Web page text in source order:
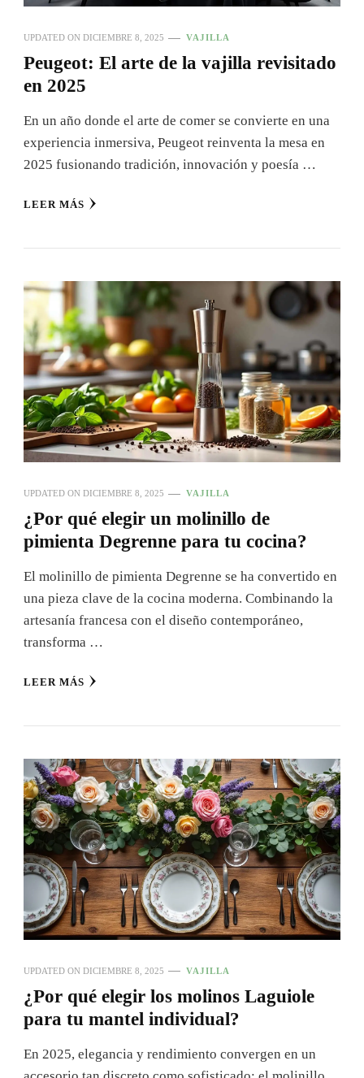
UPDATED ON DICIEMBRE 8, 2025 VAJILLA
Peugeot: El arte de la vajilla revisitado
en 2025
En un año donde el arte de comer se convierte en una
experiencia inmersiva, Peugeot reinventa la mesa en
2025 fusionando tradición, innovación y poesía …
LEER MÁS
UPDATED ON DICIEMBRE 8, 2025 VAJILLA
¿Por qué elegir un molinillo de
pimienta Degrenne para tu cocina?
El molinillo de pimienta Degrenne se ha convertido en
una pieza clave de la cocina moderna. Combinando la
artesanía francesa con el diseño contemporáneo,
transforma …
LEER MÁS
UPDATED ON DICIEMBRE 8, 2025 VAJILLA
¿Por qué elegir los molinos Laguiole
para tu mantel individual?
En 2025, elegancia y rendimiento convergen en un